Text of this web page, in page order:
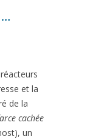
et la
de la
cachée
un